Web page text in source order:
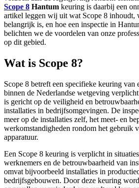
Scope 8 Hantum keuring is daarbij een
artikel leggen wij uit wat Scope 8 inhoudt,
belangrijk is, en hoe een inspectie in
belichten we de voordelen van onze
op dit gebied.
Wat is Scope 8?
Scope 8 betreft een specifieke keuring van
binnen de Nederlandse wetgeving
is gericht op de veiligheid en
installaties in bedrijfsomgevingen. De
meer op de installaties zelf, het meet- en
werkomstandigheden rondom het gebruik
apparatuur.
Een Scope 8 keuring is verplicht in
werknemers en de betrouwbaarheid van
omvat bijvoorbeeld installaties in
bedrijfsgebouwen. Door deze keuring